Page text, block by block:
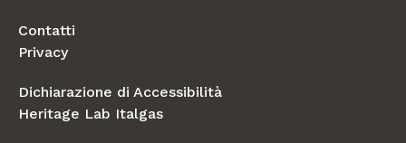
Contatti
Privacy
Dichiarazione di Accessibilità
Heritage Lab Italgas